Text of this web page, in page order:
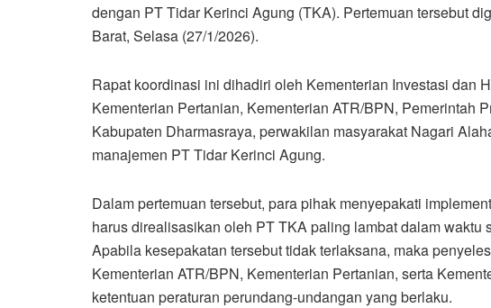
dengan PT Tidar Kerinci Agung (TKA). Pertemuan tersebut
Barat, Selasa (27/1/2026).
Rapat koordinasi ini dihadiri oleh Kementerian Investasi dan
Kementerian Pertanian, Kementerian ATR/BPN, Pemerintah
Kabupaten Dharmasraya, perwakilan masyarakat Nagari
manajemen PT Tidar Kerinci Agung.
Dalam pertemuan tersebut, para pihak menyepakati
harus direalisasikan oleh PT TKA paling lambat dalam waktu
Apabila kesepakatan tersebut tidak terlaksana, maka
Kementerian ATR/BPN, Kementerian Pertanian, serta
ketentuan peraturan perundang-undangan yang berlaku.